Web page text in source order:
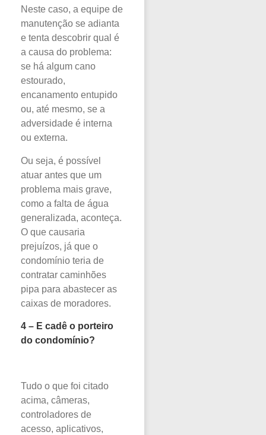
Neste caso, a equipe de
manutenção se adianta
e tenta descobrir qual é
a causa do problema:
se há algum cano
estourado,
encanamento entupido
ou, até mesmo, se a
adversidade é interna
ou externa.
Ou seja, é possível
atuar antes que um
problema mais grave,
como a falta de água
generalizada, aconteça.
O que causaria
prejuízos, já que o
condomínio teria de
contratar caminhões
pipa para abastecer as
caixas de moradores.
4 – E cadê o porteiro
do condomínio?
Tudo o que foi citado
acima, câmeras,
controladores de
acesso, aplicativos,